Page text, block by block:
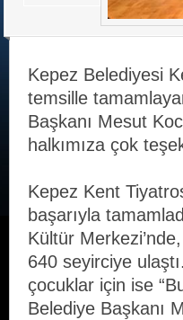
Kepez Belediyesi
temsille
Başkanı Mesut
halkımıza çok
Kepez Kent
başarıyla
Kültür
640 seyirciye
çocuklar için ise
Belediye Başkanı